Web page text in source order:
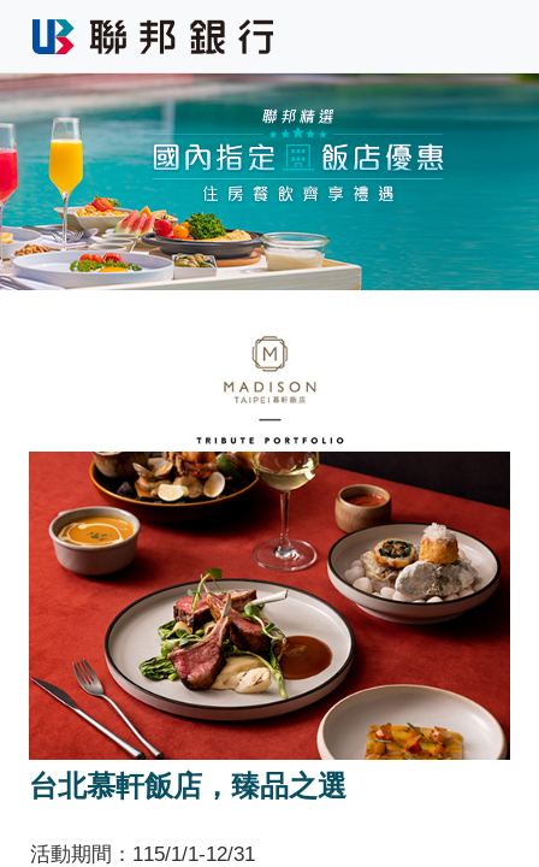
台北慕軒飯店，臻品之選
活動期間：115/1/1-12/31